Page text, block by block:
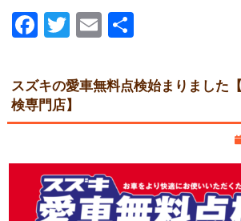
Facebook
TwitterEmail
スズキの愛車無料点検始まりました
検専門店】